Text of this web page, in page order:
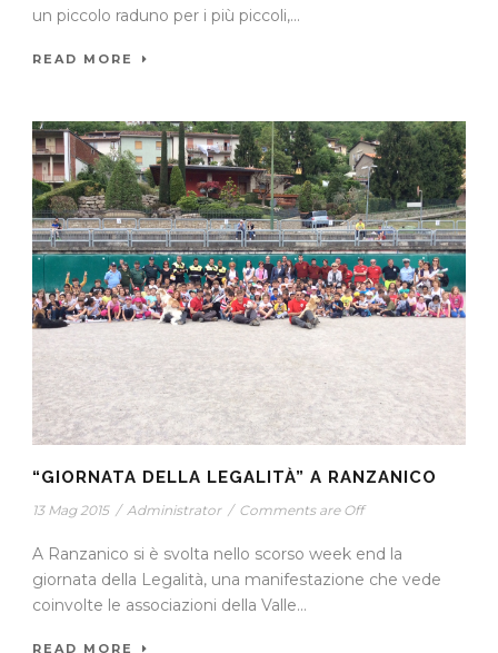
un piccolo raduno per i più piccoli,...
READ MORE
“GIORNATA DELLA LEGALITÀ” A RANZANICO
13 Mag 2015 / Administrator / Comments are Off
A Ranzanico si è svolta nello scorso week end la
giornata della Legalità, una manifestazione che vede
coinvolte le associazioni della Valle...
READ MORE